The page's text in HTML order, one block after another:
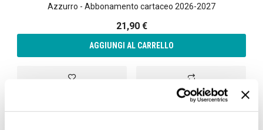
Azzurro - Abbonamento cartaceo 2026-2027
21,90 €
AGGIUNGI AL CARRELLO
Aggiungi alla lista desideri Aggiungi al